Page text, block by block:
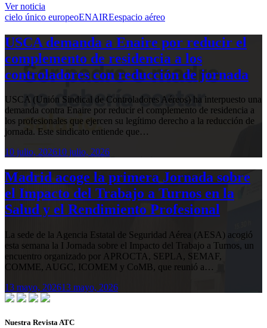
Ver noticia
cielo único europeoENAIREespacio aéreo
USCA demanda a Enaire por reducir el
complemento de residencia a los
controladores con reducción de jornada
USCA (Unión Sindical de Controladores Aéreos) ha interpuesto una
demanda contra Enaire por reducir el complemento de residencia a
los profesionales que ejercen su legítimo derecho a la reducción de
jornada. Este sindicato entiende que…
10 julio, 202610 julio, 2026
Madrid acoge la primera Jornada sobre
el Impacto del Trabajo a Turnos en la
Salud y el Rendimiento Profesional
La sede de la Agencia Estatal de Seguridad Aérea (AESA) acogió
esta semana la I Jornada sobre el Impacto del Trabajo a Turnos, un
encuentro organizado por APROCTA, SEPLA, SEMAF,
COMME, AUGC, ICOMEM y CoMB, que reunió a…
13 mayo, 202613 mayo, 2026
Nuestra Revista ATC